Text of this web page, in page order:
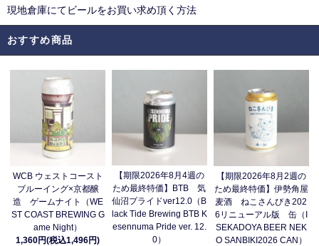
現地倉庫にてビールをお買い求め頂く方法
おすすめ商品
WCB ウェストコースト
ブルーイング×京都醸
造 ゲームナイト（WE
ST COAST BREWING G
ame Night）
1,360円(税込1,496円)
【期限2026年8月4週の
ため最終特価】BTB 気
仙沼プライドver12.0（B
lack Tide Brewing BTB K
esennuma Pride ver. 12.
0）
【期限2026年8月2週の
ため最終特価】伊勢角屋
麦酒 ねこさんびき202
6リニューアル版 缶（I
SEKADOYA BEER NEK
O SANBIKI2026 CAN）